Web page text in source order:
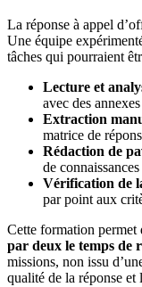
La réponse à appel
Une équipe
tâches qui pourraient
Lecture et
avec des
Extraction
matrice de
Rédaction de
de
Vérification de
par point aux
Cette formation permet
par deux le temps de
missions, non issu
qualité de la réponse